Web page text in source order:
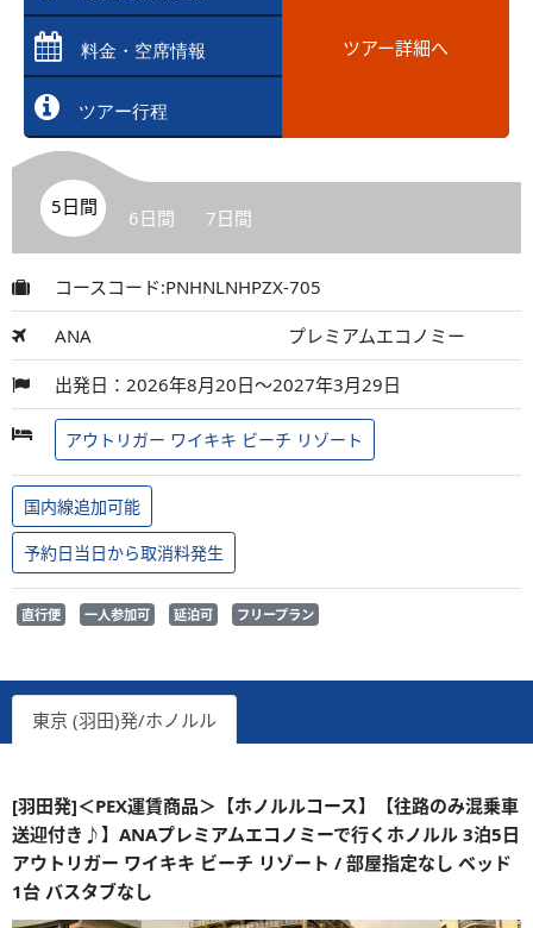
料金・空席情報
ツアー行程
ツアー詳細へ
5日間 6日間 7日間
コースコード:PNHNLNHPZX-705
ANA プレミアムエコノミー
出発日：2026年8月20日～2027年3月29日
アウトリガー ワイキキ ビーチ リゾート
国内線追加可能
予約日当日から取消料発生
直行便 一人参加可 延泊可 フリープラン
東京 (羽田)発/ホノルル
[羽田発]＜PEX運賃商品＞【ホノルルコース】【往路のみ混乗車
送迎付き♪】ANAプレミアムエコノミーで行くホノルル 3泊5日
アウトリガー ワイキキ ビーチ リゾート / 部屋指定なし ベッド
1台 バスタブなし